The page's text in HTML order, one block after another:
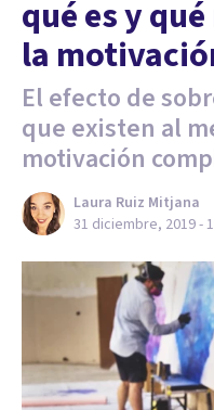
qué es y
la
El efecto de
que existen al
motivación
Laura Ruiz Mitjana
31 diciembre, 2019 -